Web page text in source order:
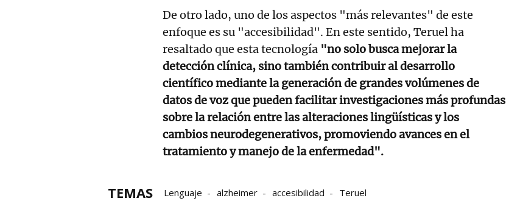
De otro lado, uno de los aspectos "más relevantes" de este
enfoque es su "accesibilidad". En este sentido, Teruel ha
resaltado que esta tecnología "no solo busca mejorar la
detección clínica, sino también contribuir al desarrollo
científico mediante la generación de grandes volúmenes de
datos de voz que pueden facilitar investigaciones más profundas
sobre la relación entre las alteraciones lingüísticas y los
cambios neurodegenerativos, promoviendo avances en el
tratamiento y manejo de la enfermedad".
TEMAS Lenguaje alzheimer accesibilidad Teruel